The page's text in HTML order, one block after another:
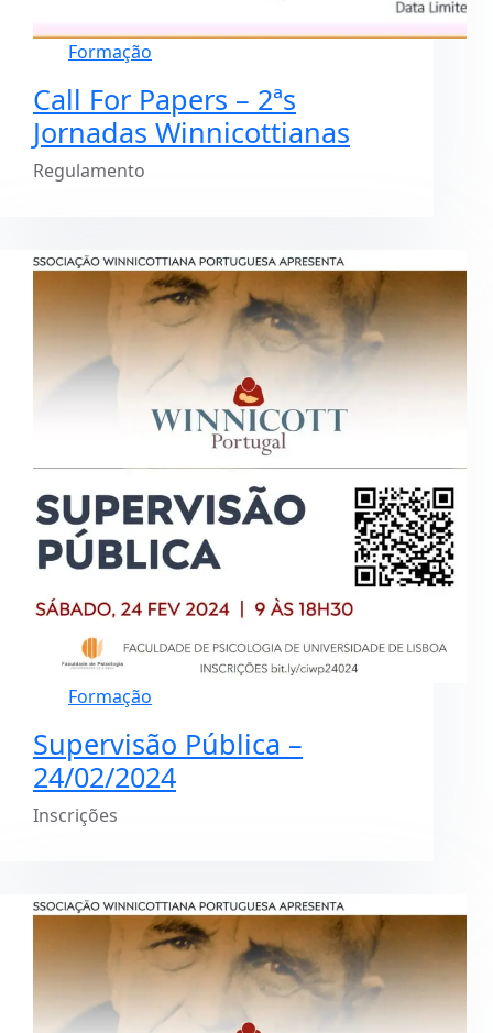
Formação
Call For Papers – 2ªs
Jornadas Winnicottianas
Regulamento
Formação
Supervisão Pública –
24/02/2024
Inscrições